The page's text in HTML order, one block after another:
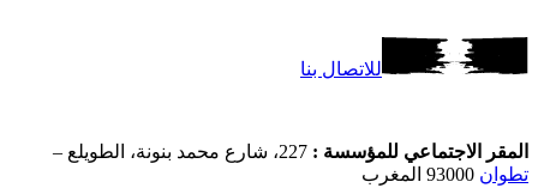
للاتصال بنا
المقر الاجتماعي للمؤسسة : 227، شارع محمد بنونة، الطويلع –
تطوان